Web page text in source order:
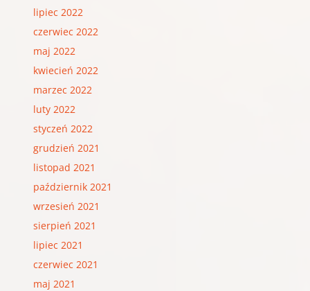
lipiec 2022
czerwiec 2022
maj 2022
kwiecień 2022
marzec 2022
luty 2022
styczeń 2022
grudzień 2021
listopad 2021
październik 2021
wrzesień 2021
sierpień 2021
lipiec 2021
czerwiec 2021
maj 2021